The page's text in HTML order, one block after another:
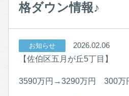
格ダウン情報♪
お知らせ
2026.02.06
【佐伯区五月が丘5丁目】
3590万円→3290万円 300万